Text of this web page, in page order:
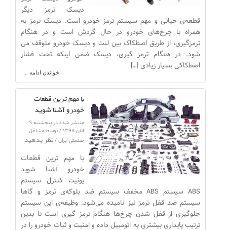
دیسک ترمز دیگر
قطعه‌ی حیاتی و مهم سیستم ترمز خودرو است. دیسک ترمز به
همراه با چرخ‌های خودرو در حال گردش است و در هنگام
ترمزگیری، از طریق اصطکاک بین لنت و دیسک خودرو متوقف می
شود. در هنگام ترمز گیری، دیسک ضمن اینکه تحت فشار
اصطکاکی بسیار زیادی […]
خواندن ادامه ...
با مهم ترین قطعات
خودرو آشنا شوید
منتشر شده در پنجشنبه ۹
آبان ۱۳۹۸ / توسط مشاغل
صنعتی ایران /نظر بدهید
با مهم ترین قطعات
خودرو آشنا شوید
یونیت کنترل سیستم
ABS سیستم ABS مخفف سیستم ضد بلوکه‌ی ترمز و گاها
سیستم ضد قفل ترمز نیز نامیده می‌شود. وظیفه‌ی این سیستم
جلوگیری از قفل شدن چرخ‌ها هنگام ترمز گیری است تا بدین
ترتیب پایداری بیشتری به اتومبیل داده و امنیت و ثبات خودرو را در